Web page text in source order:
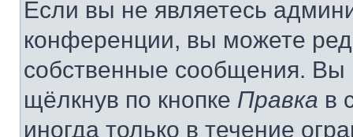
Если вы не являетесь
конференции, вы можете
собственные сообщения. Вы
щёлкнув по кнопке Правка в
иногда только в течение